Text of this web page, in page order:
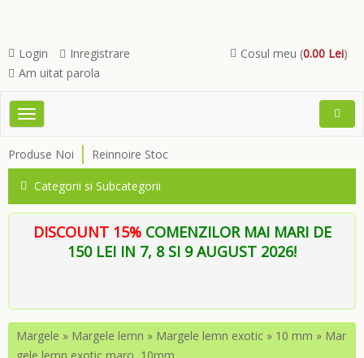
Cosul meu (0.00 Lei)
Login
Inregistrare
Am uitat parola
Toggle
Open
Produse Noi Reinnoire Stoc
Categorii si Subcategorii
DISCOUNT 15% COMENZILOR MAI MARI DE
150 LEI IN 7, 8 SI 9 AUGUST 2026!
Margele » Margele lemn » Margele lemn exotic » 10 mm » Mar